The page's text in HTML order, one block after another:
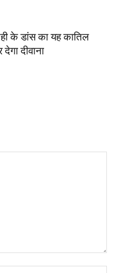
के डांस का यह कातिल
दीवाना